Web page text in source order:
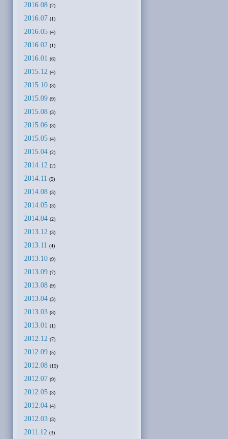
2016.08 (2)
2016.07 (1)
2016.05 (4)
2016.02 (1)
2016.01 (6)
2015.12 (4)
2015.10 (3)
2015.09 (9)
2015.08 (3)
2015.06 (3)
2015.05 (4)
2015.04 (2)
2014.12 (2)
2014.11 (5)
2014.08 (3)
2014.05 (3)
2014.04 (2)
2013.12 (3)
2013.11 (4)
2013.10 (9)
2013.09 (7)
2013.08 (9)
2013.04 (3)
2013.03 (8)
2013.01 (1)
2012.12 (7)
2012.09 (5)
2012.08 (15)
2012.07 (9)
2012.05 (3)
2012.04 (4)
2012.03 (3)
2011.12 (3)